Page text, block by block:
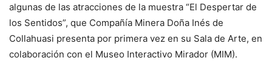
algunas de las atracciones de la muestra “El Despertar de
los Sentidos”, que Compañía Minera Doña Inés de
Collahuasi presenta por primera vez en su Sala de Arte, en
colaboración con el Museo Interactivo Mirador (MIM).